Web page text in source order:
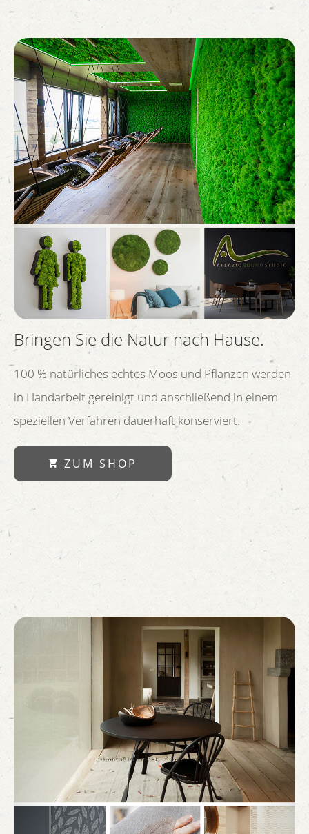
Bringen Sie die Natur nach Hause.
100 % natürliches echtes Moos und Pflanzen werden
in Handarbeit gereinigt und anschließend in einem
speziellen Verfahren dauerhaft konserviert.
ZUM SHOP